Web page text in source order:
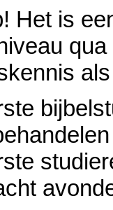
Het is